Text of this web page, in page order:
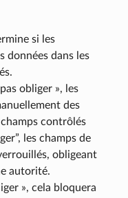
si les
données dans les
obliger », les
des
contrôlés
les champs de
obligeant
autorité.
», cela bloquera